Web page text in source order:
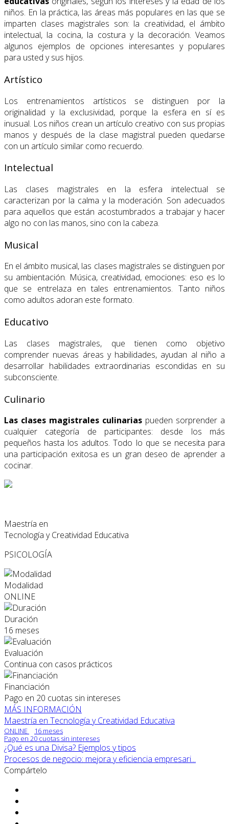
niños. En la práctica, las áreas más populares en las que se
imparten clases magistrales son: la creatividad, el ámbito
intelectual, la cocina, la costura y la decoración. Veamos
algunos ejemplos de opciones interesantes y populares
para usted y sus hijos.
Artístico
Los entrenamientos artísticos se distinguen por la
originalidad y la exclusividad, porque la esfera en sí es
inusual. Los niños crean un artículo creativo con sus propias
manos y después de la clase magistral pueden quedarse
con un artículo similar como recuerdo.
Intelectual
Las clases magistrales en la esfera intelectual se
caracterizan por la calma y la moderación. Son adecuados
para aquellos que están acostumbrados a trabajar y hacer
algo no con las manos, sino con la cabeza.
Musical
En el ámbito musical, las clases magistrales se distinguen por
su ambientación. Música, creatividad, emociones: eso es lo
que se entrelaza en tales entrenamientos. Tanto niños
como adultos adoran este formato.
Educativo
Las clases magistrales, que tienen como objetivo
comprender nuevas áreas y habilidades, ayudan al niño a
desarrollar habilidades extraordinarias escondidas en su
subconsciente.
Culinario
Las clases magistrales culinarias pueden sorprender a
cualquier categoría de participantes: desde los más
pequeños hasta los adultos. Todo lo que se necesita para
una participación exitosa es un gran deseo de aprender a
cocinar.
Maestría en
Tecnología y Creatividad Educativa
PSICOLOGÍA
Modalidad
ONLINE
Duración
16 meses
Evaluación
Continua con casos prácticos
Financiación
Pago en 20 cuotas sin intereses
MÁS INFORMACIÓN
Maestría en Tecnología y Creatividad Educativa
ONLINE
16 meses
Pago en 20 cuotas sin intereses
¿Qué es una Divisa? Ejemplos y tipos
Procesos de negocio: mejora y eficiencia empresari...
Compártelo